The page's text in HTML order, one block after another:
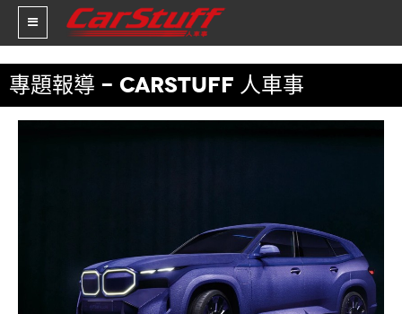
新車價格
專題報導 - CARSTUFF 人車事